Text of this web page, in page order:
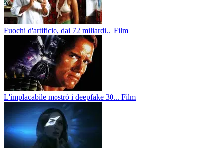
Fuochi d'artificio, dai 72 miliardi... Film
L'implacabile mostrò i deepfake 30... Film